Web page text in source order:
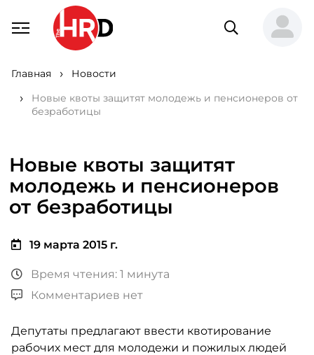
Главная
Новости
Новые квоты защитят молодежь и пенсионеров от
безработицы
Новые квоты защитят
молодежь и пенсионеров
от безработицы
19 марта 2015 г.
Время чтения: 1 минута
Комментариев нет
Депутаты предлагают ввести квотирование
рабочих мест для молодежи и пожилых людей